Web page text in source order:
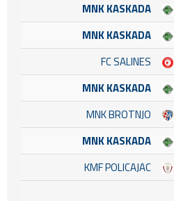
MNK KASKADA
MNK KASKADA
FC SALINES
MNK KASKADA
MNK BROTNJO
MNK KASKADA
KMF POLICAJAC